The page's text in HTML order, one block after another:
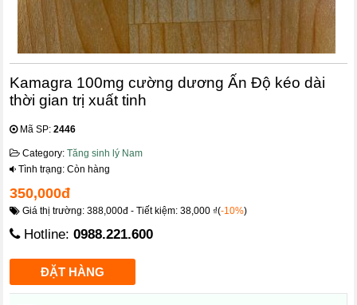
Kamagra 100mg cường dương Ấn Độ kéo dài
thời gian trị xuất tinh
Mã SP:2446
Category:Tăng sinh lý Nam
Tình trạng: Còn hàng
350,000đ
Giá thị trường: 388,000đ - Tiết kiệm: 38,000 ₫(-10%)
Hotline:0988.221.600